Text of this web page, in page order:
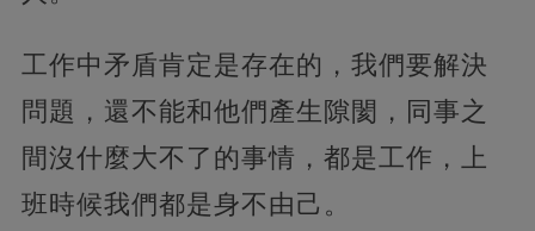
工作中矛盾肯定是存在的，我們要解決
問題，還不能和他們產生隙閡，同事之
間沒什麼大不了的事情，都是工作，上
班時候我們都是身不由己。